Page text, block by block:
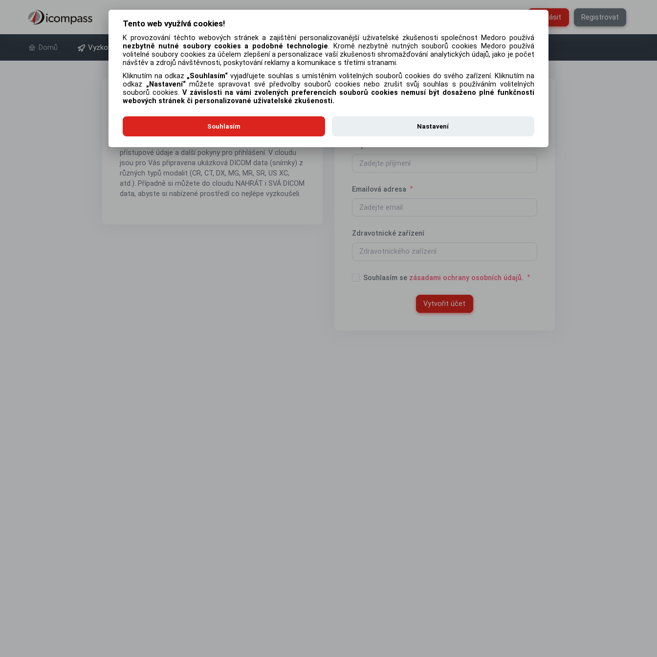
Přihlásit Registrovat
Domů Vyzkoušet zdarma O produktu FAQ
Vytvořit demo účet zdarma
Nabízíme Vám možnost otestování práce s cloudovým
webovým DICOM prohlížečem a PACS archivem zcela
přístupové údaje a další pokyny pro přihlášení. V cloudu
jsou pro Vás připravena ukázková DICOM data (snímky) z
různých typů modalit (CR, CT, DX, MG, MR, SR, US XC,
atd.). Případně si můžete do cloudu NAHRÁT i SVÁ DICOM
data, abyste si nabízené prostředí co nejlépe vyzkoušeli.
Emailová adresa
Zdravotnické zařízení
Souhlasím se zásadami ochrany osobních údajů.
Vytvořit účet
Tento web využívá cookies!
K provozování těchto webových stránek a zajištění personalizovanější uživatelské zkušenosti společnost Medoro používá
nezbytně nutné soubory cookies a podobné technologie. Kromě nezbytně nutných souborů cookies Medoro používá
volitelné soubory cookies za účelem zlepšení a personalizace vaší zkušenosti shromažďování analytických údajů, jako je počet
návštěv a zdrojů návštěvnosti, poskytování reklamy a komunikace s třetími stranami.
Kliknutím na odkaz Souhlasím
vyjadřujete souhlas s umístěním volitelných souborů cookies do svého zařízení. Kliknutím na
odkaz
Nastavení můžete spravovat své předvolby souborů cookies nebo zrušit svůj souhlas s používáním volitelných
souborů cookies. V závislosti na vámi zvolených preferencích souborů cookies nemusí být dosaženo plné funkčnosti
webových stránek či personalizované uživatelské zkušenosti.
Souhlasím Nastavení